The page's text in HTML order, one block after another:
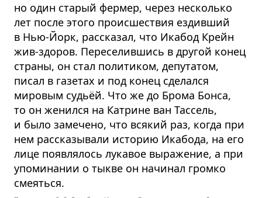
но один старый фермер, через несколько
лет после этого происшествия ездивший
в Нью-Йорк, рассказал, что Икабод Крейн
жив-здоров. Переселившись в другой конец
страны, он стал политиком, депутатом,
писал в газетах и под конец сделался
мировым судьёй. Что же до Брома Бонса,
то он женился на Катрине ван Тассель,
и было замечено, что всякий раз, когда при
нем рассказывали историю Икабода, на его
лице появлялось лукавое выражение, а при
упоминании о тыкве он начинал громко
смеяться.